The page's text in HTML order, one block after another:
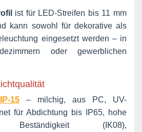
ist für LED-Streifen bis 11 mm
kann sowohl für dekorative als
eingesetzt werden – in
oder gewerblichen
15 – milchig, aus PC, UV-
für Abdichtung bis IP65, hohe
Beständigkeit (IK08),